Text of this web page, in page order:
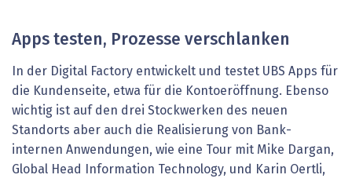
Apps testen, Prozesse verschlanken
In der Digital Factory entwickelt und testet UBS Apps für
die Kundenseite, etwa für die Kontoeröffnung. Ebenso
wichtig ist auf den drei Stockwerken des neuen
Standorts aber auch die Realisierung von Bank-
internen Anwendungen, wie eine Tour mit Mike Dargan,
Global Head Information Technology, und Karin Oertli,